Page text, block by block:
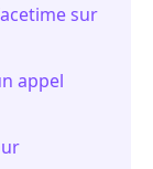
sur
appel